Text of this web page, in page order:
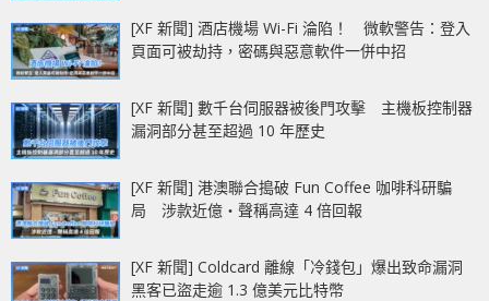
[XF 新聞] 酒店機場 Wi-Fi 淪陷！ 微軟警告：登入
頁面可被劫持，密碼與惡意軟件一併中招
[XF 新聞] 數千台伺服器被後門攻擊 主機板控制器
漏洞部分甚至超過 10 年歷史
[XF 新聞] 港澳聯合搗破 Fun Coffee 咖啡科研騙
局 涉款近億‧聲稱高達 4 倍回報
[XF 新聞] Coldcard 離線「冷錢包」爆出致命漏洞
黑客已盜走逾 1.3 億美元比特幣